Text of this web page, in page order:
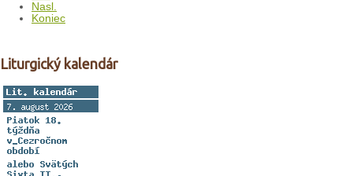
Nasl.
Koniec
Liturgický kalendár